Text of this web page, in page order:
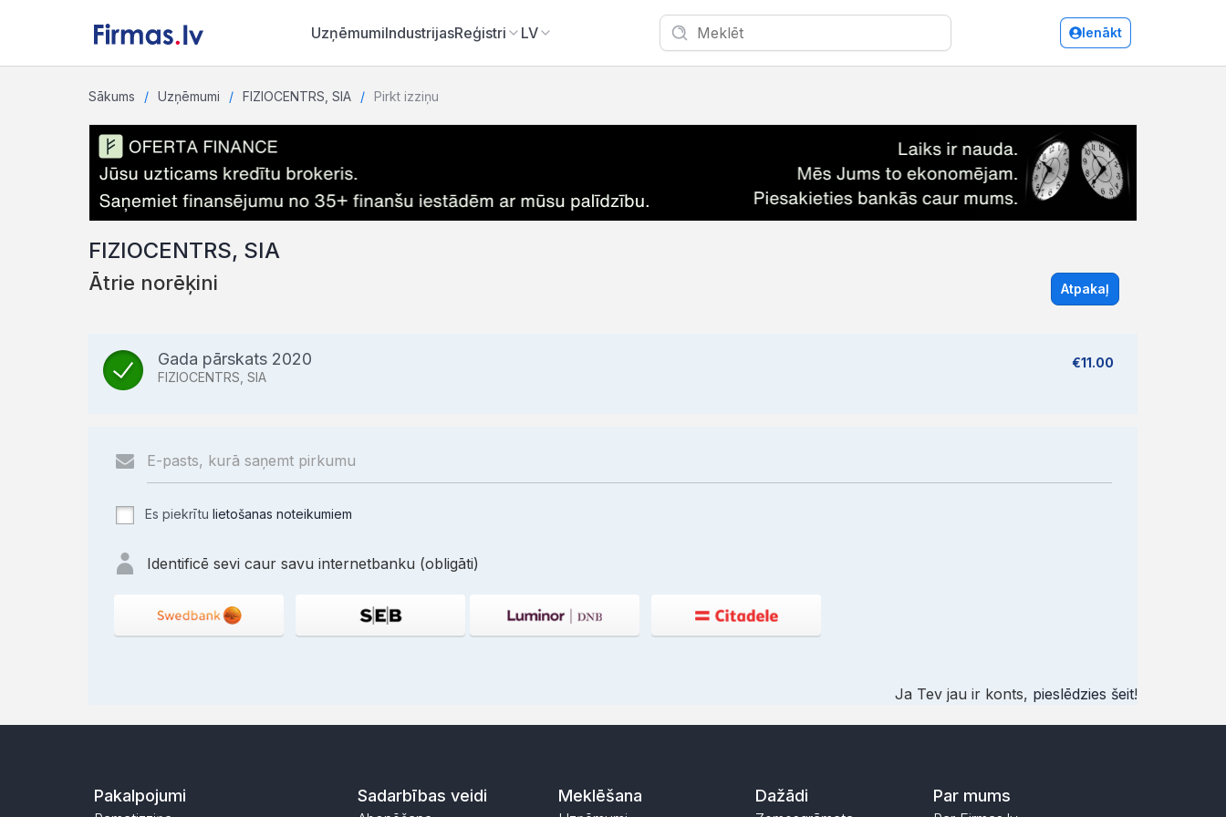
UzņēmumiIndustrijasReģistri LV Ienākt
Sākums Uzņēmumi FIZIOCENTRS, SIA Pirkt izziņu
FIZIOCENTRS, SIA
Ātrie norēķini Atpakaļ
Gada pārskats 2020
FIZIOCENTRS, SIA
€11.00
Es piekrītu lietošanas noteikumiem
Identificē sevi caur savu internetbanku (obligāti)
Ja Tev jau ir konts, pieslēdzies šeit!
Pakalpojumi Sadarbības veidi Meklēšana Dažādi Par mums